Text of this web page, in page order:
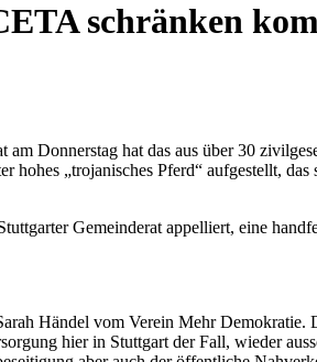
schränken
Donnerstag hat das aus über 30
„trojanisches Pferd“ aufgestellt,
Gemeinderat appelliert, eine
Händel vom Verein Mehr
hier in Stuttgart der Fall, wieder